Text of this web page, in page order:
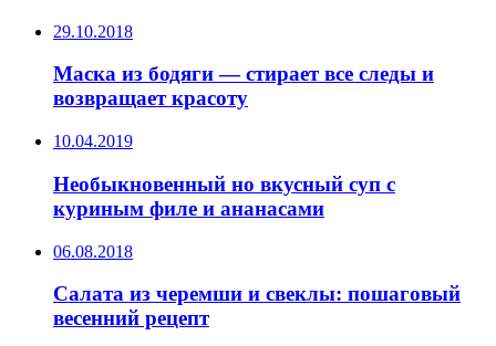
29.10.2018
Маска из бодяги — стирает все следы и
возвращает красоту
10.04.2019
Необыкновенный но вкусный суп с
куриным филе и ананасами
06.08.2018
Салата из черемши и свеклы: пошаговый
весенний рецепт